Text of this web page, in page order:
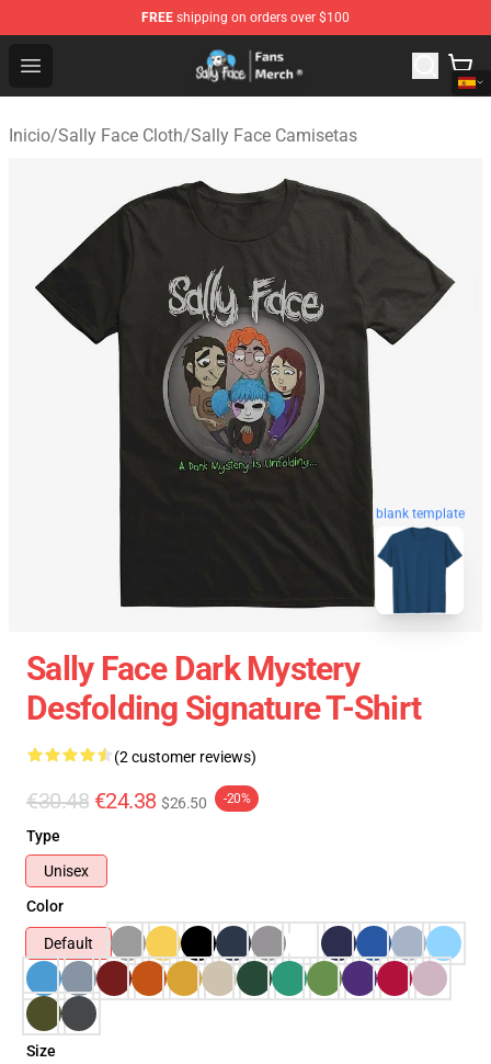
FREE shipping on orders over $100
Open menu
Sally Face Store - Official Sally Face Merchandise Shop
Inicio/Sally Face Cloth/Sally Face Camisetas
blank template
Sally Face Dark Mystery
Desfolding Signature T-Shirt
(2 customer reviews)
€30.48 €24.38 $26.50 -20%
Type
Unisex
Color
Default
Size